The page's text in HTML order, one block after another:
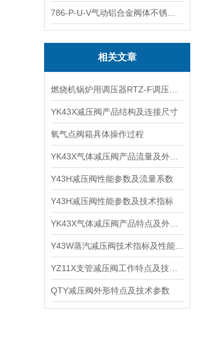
相关文章
YK43X减压阀产品结构及连接尺寸
氧气点阀箱具体操作过程
Y43H减压阀性能参数及流量系数
Y43H减压阀性能参数及技术指标
QTY减压阀外形特点及技术参数